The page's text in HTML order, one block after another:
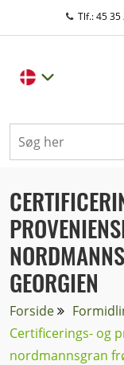
Tlf.: 45 35
GEORGIEN
Forside
Certificerings- og
nordmannsgran